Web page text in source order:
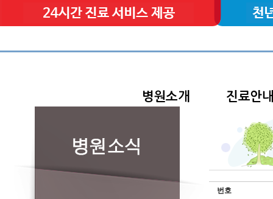
병원소개 진료안내
번호